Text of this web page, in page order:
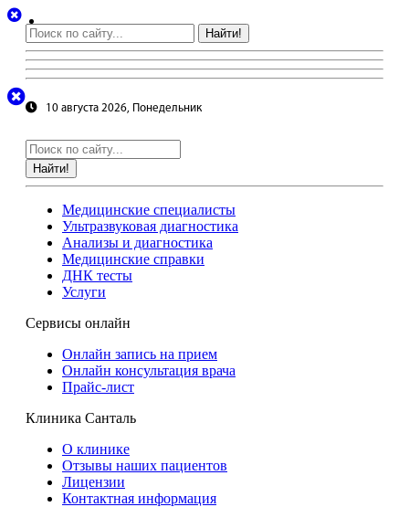
Найти!
10 августа 2026, Понедельник
Найти!
Медицинские специалисты
Ультразвуковая диагностика
Анализы и диагностика
Медицинские справки
ДНК тесты
Услуги
Сервисы онлайн
Онлайн запись на прием
Онлайн консультация врача
Прайс-лист
Клиника Санталь
О клинике
Отзывы наших пациентов
Лицензии
Контактная информация